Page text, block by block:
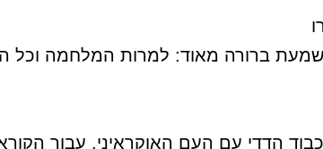
ברורה מאוד: למרות המלחמה וכל
הדדי עם העם האוקראיני. עבור